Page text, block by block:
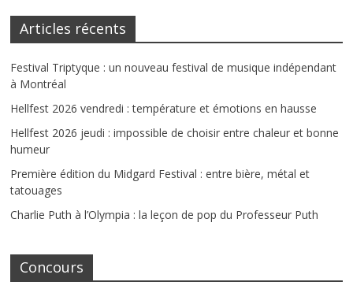
Articles récents
Festival Triptyque : un nouveau festival de musique indépendant
à Montréal
Hellfest 2026 vendredi : température et émotions en hausse
Hellfest 2026 jeudi : impossible de choisir entre chaleur et bonne
humeur
Première édition du Midgard Festival : entre bière, métal et
tatouages
Charlie Puth à l’Olympia : la leçon de pop du Professeur Puth
Concours